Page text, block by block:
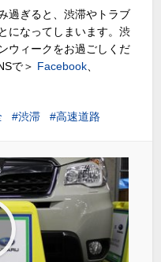
過ぎると、渋滞やトラブ
になってしまいます。渋
ウィークをお過ごしくだ
で＞ Facebook
渋滞 高速道路